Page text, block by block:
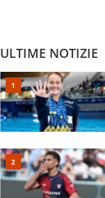
ULTIME NOTIZIE